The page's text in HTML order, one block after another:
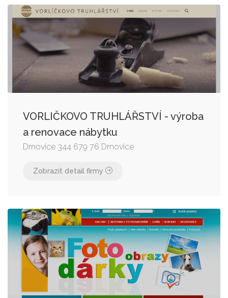
VORLIČKOVO TRUHLÁŘSTVÍ - výroba
a renovace nábytku
Drnovice 344 679 76 Drnovice
Zobrazit detail firmy